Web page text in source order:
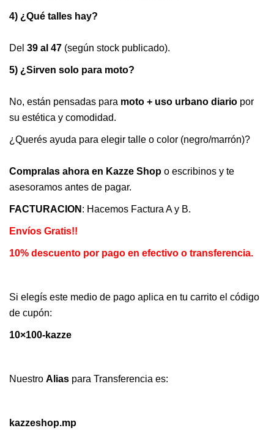
4) ¿Qué talles hay?
Del 39 al 47 (según stock publicado).
5) ¿Sirven solo para moto?
No, están pensadas para moto + uso urbano diario por
su estética y comodidad.
¿Querés ayuda para elegir talle o color (negro/marrón)?
Compralas ahora en Kazze Shop o escribinos y te
asesoramos antes de pagar.
FACTURACION : Hacemos Factura A y B.
Envíos Gratis!!
10% descuento por pago en efectivo o transferencia.
Si elegís este medio de pago aplica en tu carrito el código
de cupón:
10×100-kazze
Nuestro Alias para Transferencia es:
kazzeshop.mp